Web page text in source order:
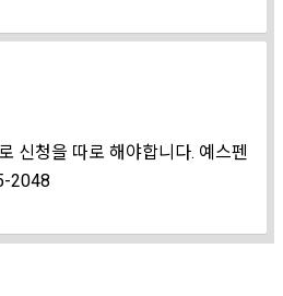
신청을 따로 해야합니다. 예스펜
2048